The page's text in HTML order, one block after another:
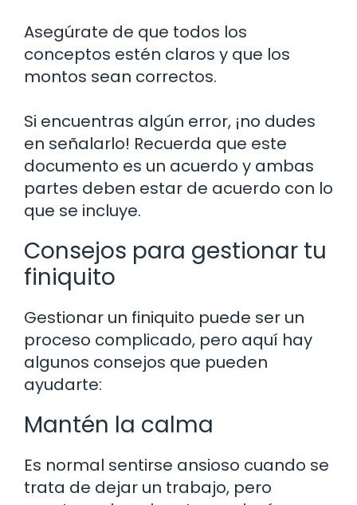
Asegúrate de que todos los
conceptos estén claros y que los
montos sean correctos.
Si encuentras algún error, ¡no dudes
en señalarlo! Recuerda que este
documento es un acuerdo y ambas
partes deben estar de acuerdo con lo
que se incluye.
Consejos para gestionar tu
finiquito
Gestionar un finiquito puede ser un
proceso complicado, pero aquí hay
algunos consejos que pueden
ayudarte:
Mantén la calma
Es normal sentirse ansioso cuando se
trata de dejar un trabajo, pero